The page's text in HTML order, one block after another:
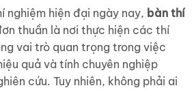
nghiệm hiện đại ngày nay, bàn thí
thuần là nơi thực hiện các thí
vai trò quan trọng trong việc
quả và tính chuyên nghiệp
cứu. Tuy nhiên, không phải ai